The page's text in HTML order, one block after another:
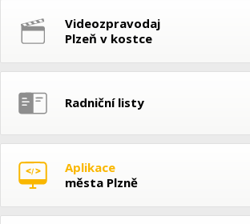
Videozpravodaj
Plzeň v kostce
Radniční listy
Aplikace
města Plzně